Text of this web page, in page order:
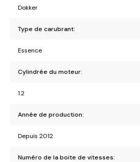
Dokker
Type de carubrant:
Essence
Cylindrée du moteur:
1.2
Année de production:
Depuis 2012
Numéro de la boite de vitesses: